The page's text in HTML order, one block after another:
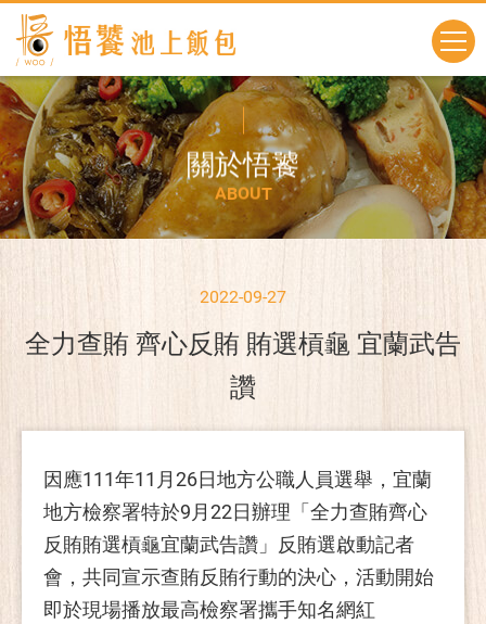
關於悟饕
ABOUT
2022-09-27
全力查賄 齊心反賄 賄選槓龜 宜蘭武告
讚
因應111年11月26日地方公職人員選舉，宜蘭
地方檢察署特於9月22日辦理「全力查賄齊心
反賄賄選槓龜宜蘭武告讚」反賄選啟動記者
會，共同宣示查賄反賄行動的決心，活動開始
即於現場播放最高檢察署攜手知名網紅